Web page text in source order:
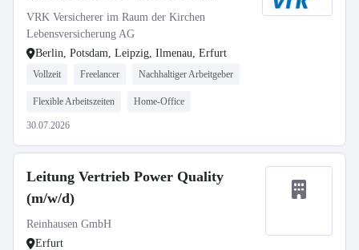
VRK Versicherer im Raum der Kirchen
Lebensversicherung AG
Berlin, Potsdam, Leipzig, Ilmenau, Erfurt
Vollzeit Freelancer Nachhaltiger Arbeitgeber
Flexible Arbeitszeiten Home-Office
30.07.2026
Leitung Vertrieb Power Quality
(m/w/d)
Reinhausen GmbH
Erfurt